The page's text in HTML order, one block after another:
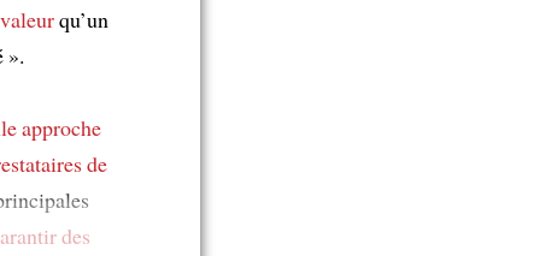
qu’un
».
approche
de
des